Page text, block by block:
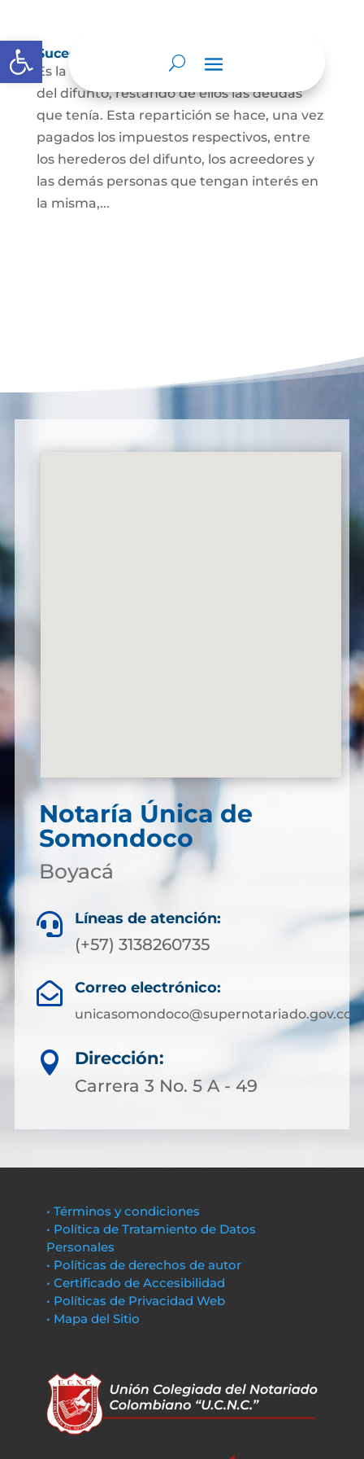
Abrir barra de herramientas
Sucesión de bienes por causa de muerte
Es la que se hace para repartir los bienes
del difunto, restando de ellos las deudas
que tenía. Esta repartición se hace, una vez
pagados los impuestos respectivos, entre
los herederos del difunto, los acreedores y
las demás personas que tengan interés en
la misma,...
Notaría Única de
Somondoco
Boyacá
 Líneas de atención:
(+57) 3138260735
 Correo electrónico:
unicasomondoco@supernotariado.gov.co

Dirección:
Carrera 3 No. 5 A - 49
• Términos y condiciones
• Política de Tratamiento de Datos
Personales
• Políticas de derechos de autor
• Certificado de Accesibilidad
• Políticas de Privacidad Web
• Mapa del Sitio